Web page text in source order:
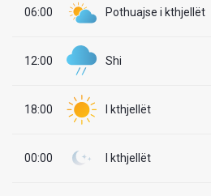
06:00 Pothuajse i kthjellët
12:00 Shi
18:00 I kthjellët
00:00 I kthjellët